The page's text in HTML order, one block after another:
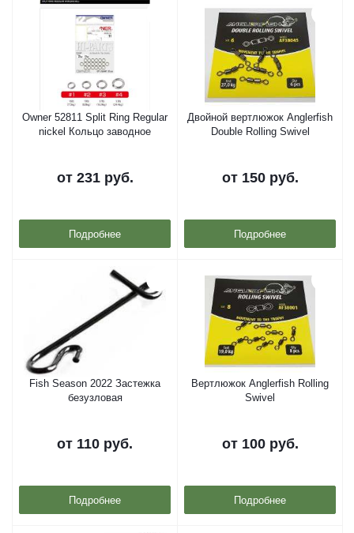
Owner 52811 Split Ring Regular
nickel Кольцо заводное
от 231 руб.
Подробнее
Двойной вертлюжок Anglerfish
Double Rolling Swivel
от 150 руб.
Подробнее
Fish Season 2022 Застежка
безузловая
от 110 руб.
Подробнее
Вертлюжок Anglerfish Rolling
Swivel
от 100 руб.
Подробнее